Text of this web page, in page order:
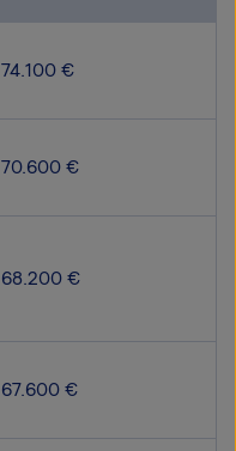
74.100 €
70.600 €
68.200 €
67.600 €